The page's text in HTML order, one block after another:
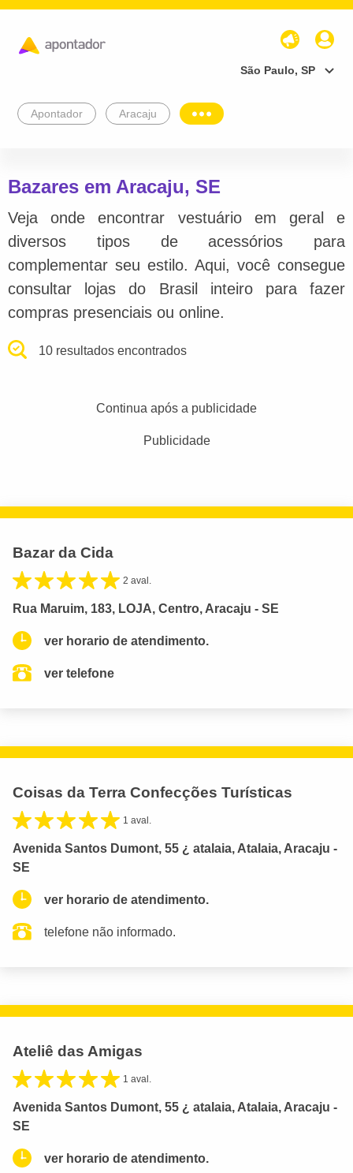
São Paulo, SP
Apontador Aracaju
Bazares em Aracaju, SE
Veja onde encontrar vestuário em geral e
diversos tipos de acessórios para
complementar seu estilo. Aqui, você consegue
consultar lojas do Brasil inteiro para fazer
compras presenciais ou online.
10 resultados encontrados
Continua após a publicidade
Publicidade
Bazar da Cida
2 aval.
Rua Maruim, 183, LOJA, Centro, Aracaju - SE
ver horario de atendimento.
ver telefone
Coisas da Terra Confecções Turísticas
1 aval.
Avenida Santos Dumont, 55 ¿ atalaia, Atalaia, Aracaju -
SE
ver horario de atendimento.
telefone não informado.
Ateliê das Amigas
1 aval.
Avenida Santos Dumont, 55 ¿ atalaia, Atalaia, Aracaju -
SE
ver horario de atendimento.